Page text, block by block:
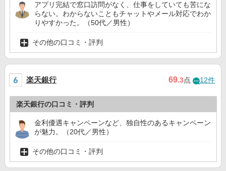
アプリ完結で窓口訪問がなく、仕事をしていても苦にな
らない。わからないこともチャットやメール対応でわか
りやすかった。（50代／男性）
その他の口コミ・評判
楽天銀行 69.3点 12件
楽天銀行の口コミ・評判
金利優遇キャンペーンなど、独自性のあるキャンペーン
が魅力。（20代／男性）
その他の口コミ・評判